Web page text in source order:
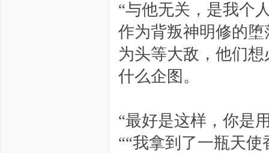
“与他无关，是我个
作为背叛神明修的
为头等大敌，他们
什么企图。
“最好是这样，你是
““我拿到了一瓶天